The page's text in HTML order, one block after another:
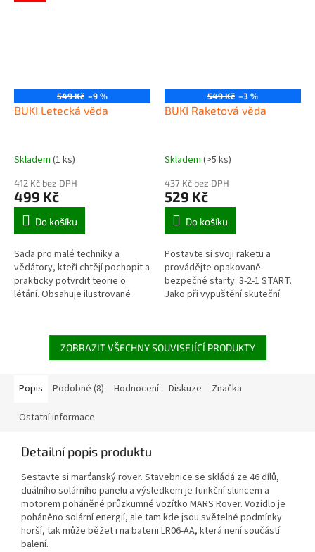
549 Kč –9 %
BUKI Letecká věda
Skladem (1 ks)
412 Kč bez DPH
499 Kč
Do košíku
Sada pro malé techniky a
vědátory, kteří chtějí pochopit a
prakticky potvrdit teorie o
létání. Obsahuje ilustrované
549 Kč –3 %
BUKI Raketová věda
Skladem (>5 ks)
437 Kč bez DPH
529 Kč
Do košíku
Postavte si svoji raketu a
provádějte opakovaně
bezpečné starty. 3-2-1 START.
Jako při vypuštění skuteční
nasaďte...
ZOBRAZIT VŠECHNY SOUVISEJÍCÍ PRODUKTY
Popis Podobné (8) Hodnocení Diskuze Značka
Ostatní informace
Detailní popis produktu
Sestavte si marťanský rover. Stavebnice se skládá ze 46 dílů,
duálního solárního panelu a výsledkem je funkční sluncem a
motorem poháněné průzkumné vozítko MARS Rover. Vozidlo je
poháněno solární energií, ale tam kde jsou světelné podmínky
horší, tak může běžet i na baterii LR06-AA, která není součástí
balení.